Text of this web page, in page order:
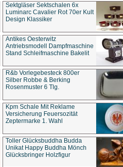
Sektgläser Sektschalen 6x
Luminarc Cavalier Rot 70er Kult
Design Klassiker
Antikes Oesterwitz
Antriebsmodell Dampfmaschine
Stand Schleifmaschine Bakelit
R&b Vorlegebesteck 800er
Silber Robbe & Berking
Rosenmuster 6 Tlg.
Kpm Schale Mit Reklame
Versicherung Feuersozität
Zeptermarke 1. Wahl
Toller Glücksbuddha Budda
Unikat Happy Buddha Mönch
Glücksbringer Holzfigur